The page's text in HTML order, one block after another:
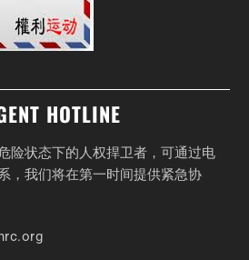
HOTLINE
险状态下的人权捍卫者，可通过电
，我们将在第一时间提供紧急协
.org